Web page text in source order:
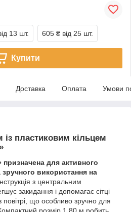
13 шт. 605 ₴ від 25 шт.
Купити
Доставка Оплата Умови
із пластиковим кільцем
призначена для активного
зручного використання на
з центральним
закидання і допомагає сітці
повітрі, що особливо зручно для
Компактний розмір 1,80 м робить